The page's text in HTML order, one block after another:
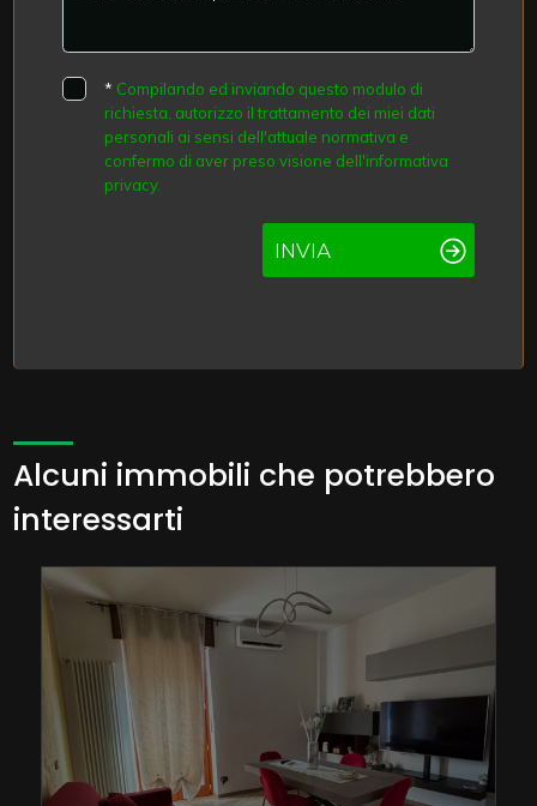
* Compilando ed inviando questo modulo di
richiesta, autorizzo il trattamento dei miei dati
personali ai sensi dell'attuale normativa e
confermo di aver preso visione dell'informativa
privacy.
INVIA
Alcuni immobili che potrebbero
interessarti